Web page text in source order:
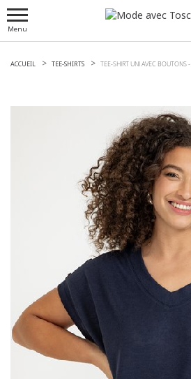
Menu
ACCUEIL TEE-SHIRTS TEE-SHIRT UNI AVEC BOUTONS -